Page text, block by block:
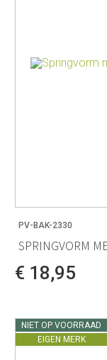
PV-BAK-2330
SPRINGVORM
€ 18,95
NIET OP VOORRAAD
EIGEN MERK